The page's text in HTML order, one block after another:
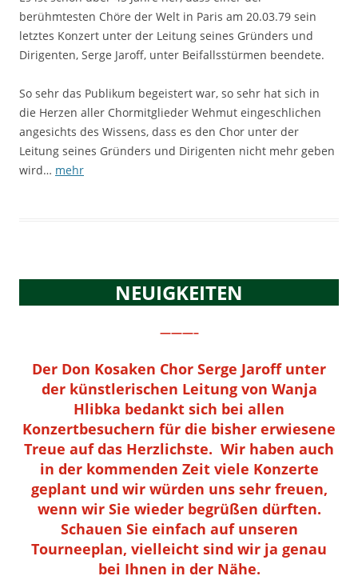
berühmtesten Chöre der Welt in Paris am 20.03.79 sein
letztes Konzert unter der Leitung seines Gründers und
Dirigenten, Serge Jaroff, unter Beifallsstürmen beendete.
So sehr das Publikum begeistert war, so sehr hat sich in
die Herzen aller Chormitglieder Wehmut eingeschlichen
angesichts des Wissens, dass es den Chor unter der
Leitung seines Gründers und Dirigenten nicht mehr geben
wird… mehr
NEUIGKEITEN
———–
Der Don Kosaken Chor Serge Jaroff unter
der künstlerischen Leitung von Wanja
Hlibka bedankt sich bei allen
Konzertbesuchern für die bisher erwiesene
Treue auf das Herzlichste. Wir haben auch
in der kommenden Zeit viele Konzerte
geplant und wir würden uns sehr freuen,
wenn wir Sie wieder begrüßen dürften.
Schauen Sie einfach auf unseren
Tourneeplan, vielleicht sind wir ja genau
bei Ihnen in der Nähe.